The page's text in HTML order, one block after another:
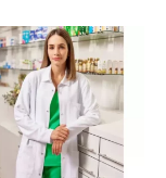
múltiples
variantes.
Las
opciones
se